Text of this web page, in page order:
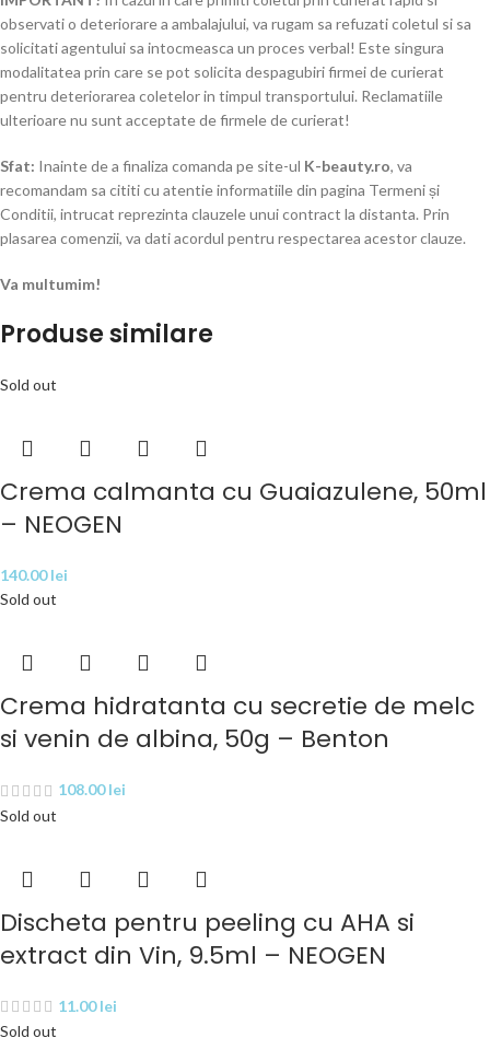
observati o deteriorare a ambalajului, va rugam sa refuzati coletul si sa
solicitati agentului sa intocmeasca un proces verbal! Este singura
modalitatea prin care se pot solicita despagubiri firmei de curierat
pentru deteriorarea coletelor in timpul transportului. Reclamatiile
ulterioare nu sunt acceptate de firmele de curierat!​
Sfat: Inainte de a finaliza comanda pe site-ul K-beauty.ro, va
recomandam sa cititi cu atentie informatiile din pagina Termeni și
Conditii, intrucat reprezinta clauzele unui contract la distanta. Prin
plasarea comenzii, va dati acordul pentru respectarea acestor clauze.
Va multumim!
Produse similare
Sold out
Crema calmanta cu Guaiazulene, 50ml
– NEOGEN
140.00lei
Sold out
Crema hidratanta cu secretie de melc
si venin de albina, 50g – Benton
108.00lei
Sold out
Discheta pentru peeling cu AHA si
extract din Vin, 9.5ml – NEOGEN
11.00lei
Sold out